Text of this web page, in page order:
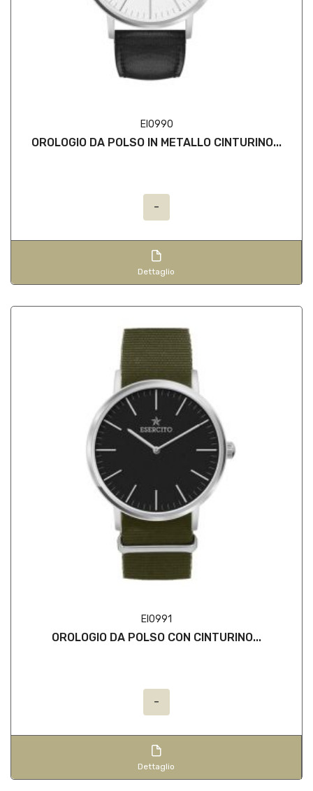
EI0990
OROLOGIO DA POLSO IN METALLO CINTURINO...
-
Dettaglio
EI0991
OROLOGIO DA POLSO CON CINTURINO...
-
Dettaglio